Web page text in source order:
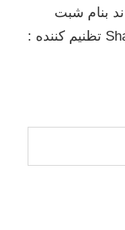
بنام شبت